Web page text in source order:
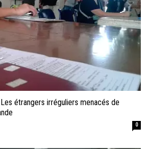
étrangers irréguliers menacés de
0